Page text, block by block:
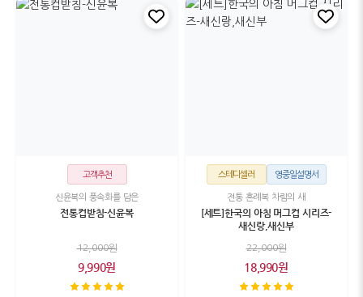
고객추천
신윤복의 풍속화를 담은
전통컵받침-신윤복
12,000원
9,990원
스테디셀러 영중일설명서
전통 혼례복 차림의 새
[세트]한국의 아침 머그컵 시리즈-
새신랑,새신부
22,000원
18,990원